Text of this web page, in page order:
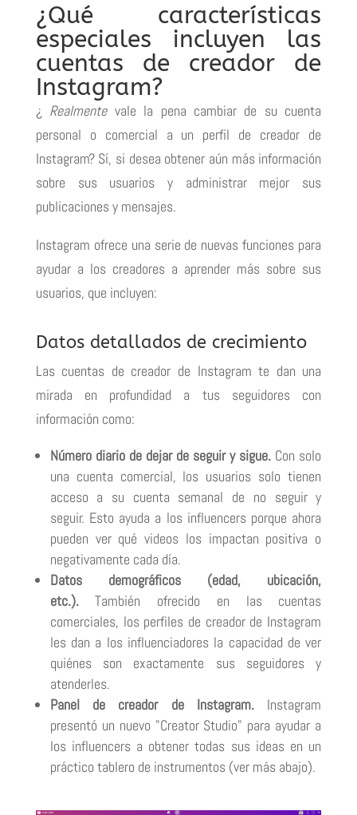
¿Qué características
especiales incluyen las
cuentas de creador de
Instagram?
¿ Realmente vale la pena cambiar de su cuenta
personal o comercial a un perfil de creador de
Instagram? Sí, si desea obtener aún más información
sobre sus usuarios y administrar mejor sus
publicaciones y mensajes.
Instagram ofrece una serie de nuevas funciones para
ayudar a los creadores a aprender más sobre sus
usuarios, que incluyen:
Datos detallados de crecimiento
Las cuentas de creador de Instagram te dan una
mirada en profundidad a tus seguidores con
información como:
Número diario de dejar de seguir y sigue. Con solo
una cuenta comercial, los usuarios solo tienen
acceso a su cuenta semanal de no seguir y
seguir. Esto ayuda a los influencers porque ahora
pueden ver qué videos los impactan positiva o
negativamente cada día.
Datos demográficos (edad, ubicación,
etc.).
También ofrecido en las cuentas
comerciales, los perfiles de creador de Instagram
les dan a los influenciadores la capacidad de ver
quiénes son exactamente sus seguidores y
atenderles.
Panel de creador de Instagram.
Instagram
presentó un nuevo "Creator Studio" para ayudar a
los influencers a obtener todas sus ideas en un
práctico tablero de instrumentos (ver más abajo).